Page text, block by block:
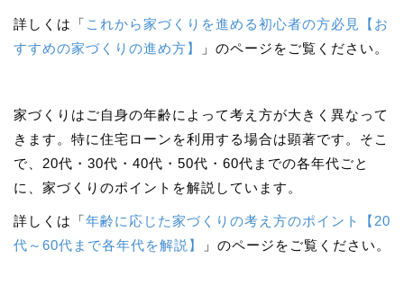
詳しくは「 これから家づくりを進める初心者の方必見【お
すすめの家づくりの進め方】
」のページをご覧ください。
家づくりはご自身の年齢によって考え方が大きく異なって
きます。特に住宅ローンを利用する場合は顕著です。そこ
で、20代・30代・40代・50代・60代までの各年代ごと
に、家づくりのポイントを解説しています。
詳しくは「年齢に応じた家づくりの考え方のポイント【20
代～60代まで各年代を解説】
」のページをご覧ください。